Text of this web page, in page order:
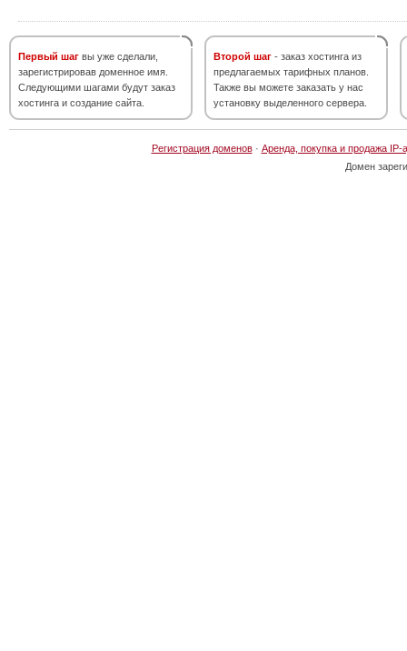
Первый шаг вы уже сделали,
зарегистрировав доменное имя.
Следующими шагами будут заказ
хостинга и создание сайта.
Второй шаг - заказ хостинга из
предлагаемых тарифных планов.
Также вы можете заказать у нас
установку выделенного сервера.
Регистрация доменов· Аренда, покупка и продажа IP-
Домен